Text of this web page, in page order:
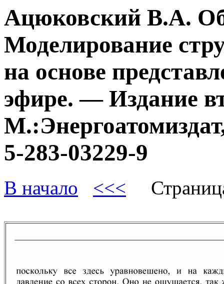
Ацюковский В.А.
Моделирование
на основе
эфире. — Издание
5-283-03229-9
В начало <<<